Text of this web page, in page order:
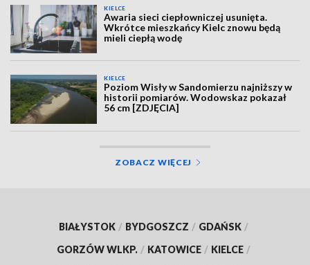
KIELCE
Awaria sieci ciepłowniczej usunięta.
Wkrótce mieszkańcy Kielc znowu będą
mieli ciepłą wodę
KIELCE
Poziom Wisły w Sandomierzu najniższy w
historii pomiarów. Wodowskaz pokazał
56 cm [ZDJĘCIA]
ZOBACZ WIĘCEJ
BIAŁYSTOK / BYDGOSZCZ / GDAŃSK /
GORZÓW WLKP. / KATOWICE / KIELCE /